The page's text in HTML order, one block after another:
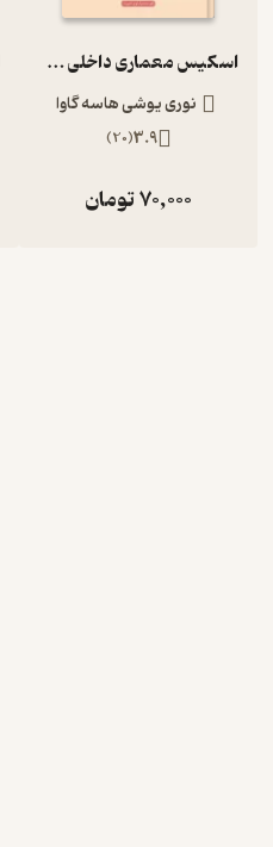
اسکیس معماری داخلی گام به گام
نوری یوشی هاسه گاوا
3.9
(
20
)
70,000تومان